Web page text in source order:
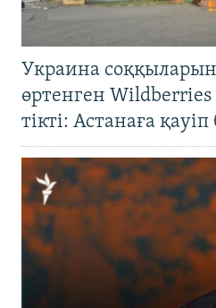
Украина
өртенген Wildberries
тікті: Астанаға